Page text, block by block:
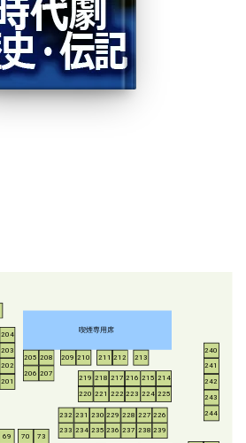
喫煙専用席
69
70
73
201
202
203
204
205
206 207
208 209 210 211 212 213
214
215
216
217
218
219
220 221 222 223 224 225
226
227
228
229
230
231
232
233 234 235 236 237 238 239
240
241
242
243
244